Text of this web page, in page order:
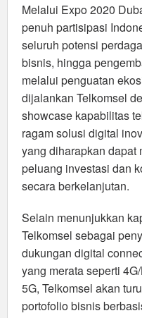
Melalui Expo 2020
penuh partisipasi
seluruh potensi
bisnis, hingga
melalui penguatan
dijalankan Telkomsel
showcase kapabilitas
ragam solusi digital
yang diharapkan dapat
peluang investasi dan
secara berkelanjutan.
Selain menunjukkan
Telkomsel sebagai
dukungan digital
yang merata seperti
5G, Telkomsel akan
portofolio bisnis